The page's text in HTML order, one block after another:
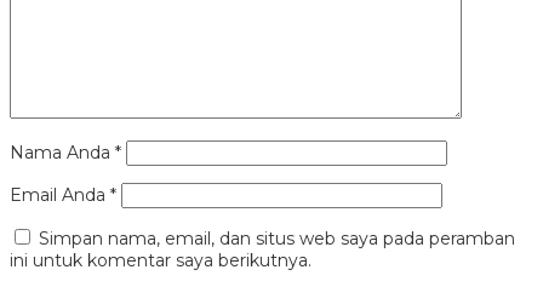
Nama Anda *
Email Anda *
Simpan nama, email, dan situs web saya pada peramban
ini untuk komentar saya berikutnya.